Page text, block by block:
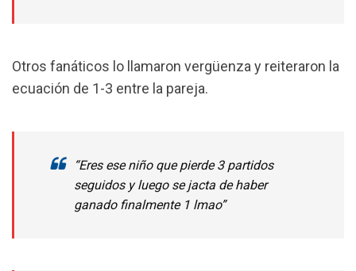
Otros fanáticos lo llamaron vergüenza y reiteraron la
ecuación de 1-3 entre la pareja.
“Eres ese niño que pierde 3 partidos
seguidos y luego se jacta de haber
ganado finalmente 1 lmao”